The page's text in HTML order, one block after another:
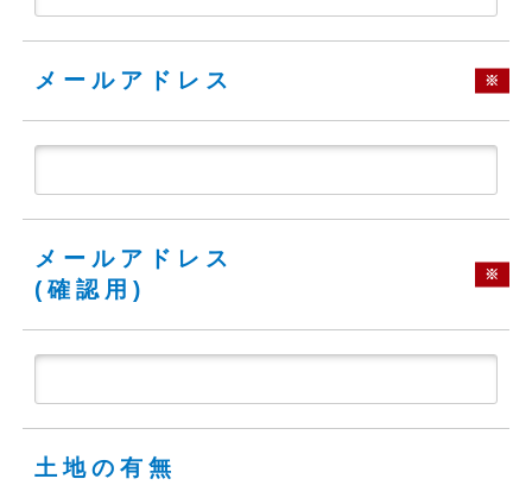
メールアドレス ※
メールアドレス
(確認用)
※
土地の有無